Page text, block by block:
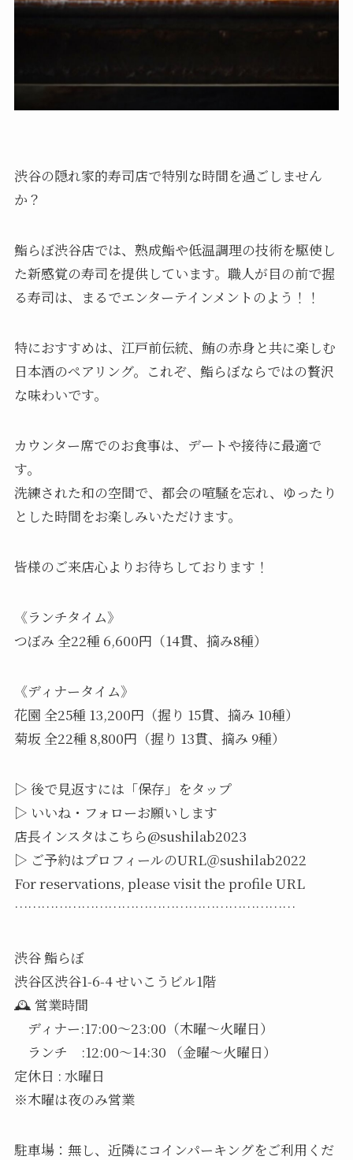
渋谷の隠れ家的寿司店で特別な時間を過ごしません
か？
鮨らぼ渋谷店では、熟成鮨や低温調理の技術を駆使し
た新感覚の寿司を提供しています。職人が目の前で握
る寿司は、まるでエンターテインメントのよう！！
特におすすめは、江戸前伝統、鮪の赤身と共に楽しむ
日本酒のペアリング。これぞ、鮨らぼならではの贅沢
な味わいです。
カウンター席でのお食事は、デートや接待に最適で
す。
洗練された和の空間で、都会の喧騒を忘れ、ゆったり
とした時間をお楽しみいただけます。
皆様のご来店心よりお待ちしております！
《ランチタイム》
つぼみ 全22種 6,600円（14貫、摘み8種）
《ディナータイム》
花園 全25種 13,200円（握り 15貫、摘み 10種）
菊坂 全22種 8,800円（握り 13貫、摘み 9種）
▷ 後で見返すには「保存」をタップ
▷ いいね・フォローお願いします
店長インスタはこちら@sushilab2023
▷ ご予約はプロフィールのURL＠sushilab2022
For reservations, please visit the profile URL
………………………………………………………
渋谷 鮨らぼ
渋谷区渋谷1-6-4 せいこうビル1階
🕰️ 営業時間
ディナー:17:00〜23:00（木曜〜火曜日）
ランチ :12:00〜14:30 （金曜〜火曜日）
️定休日 : 水曜日
※木曜は夜のみ営業
駐車場：無し、近隣にコインパーキングをご利用くだ